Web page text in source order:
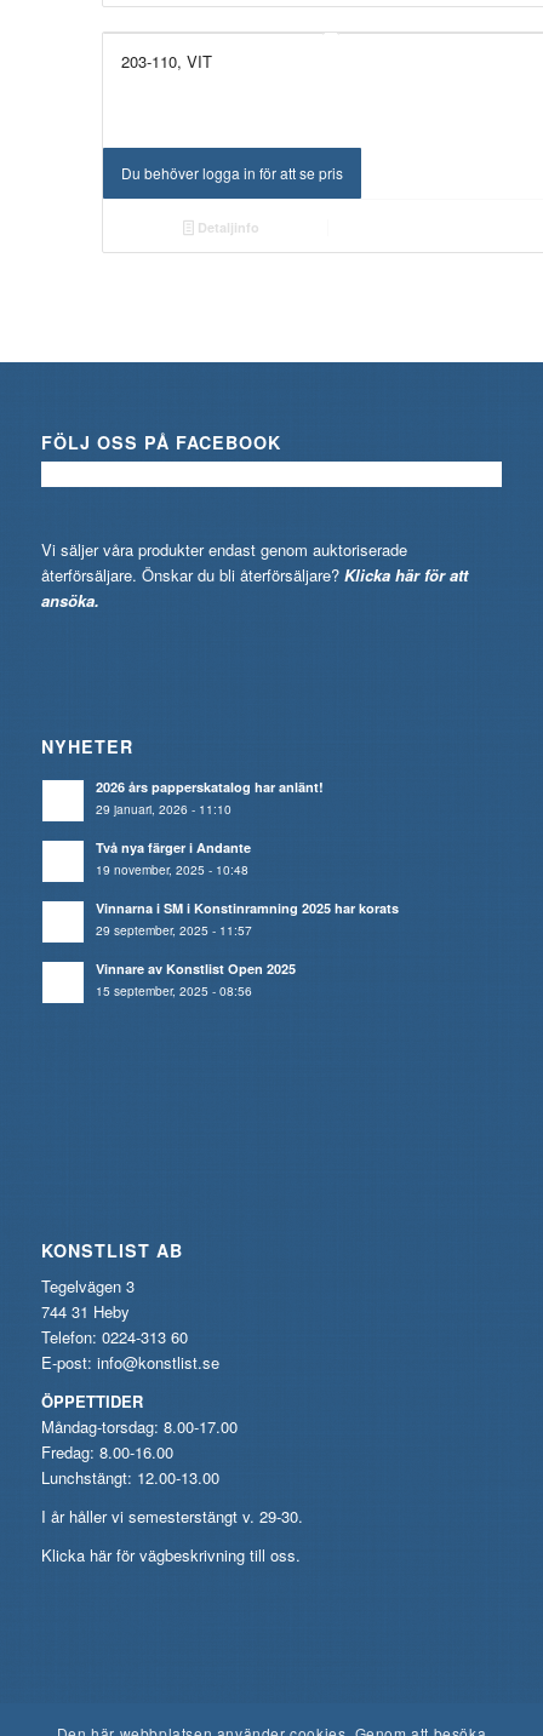
203-110, VIT
Du behöver logga in för att se pris
Detaljinfo
FÖLJ OSS PÅ FACEBOOK
Vi säljer våra produkter endast genom auktoriserade
återförsäljare. Önskar du bli återförsäljare? Klicka här för att
ansöka.
NYHETER
2026 års papperskatalog har anlänt!
29 januari, 2026 - 11:10
Två nya färger i Andante
19 november, 2025 - 10:48
Vinnarna i SM i Konstinramning 2025 har korats
29 september, 2025 - 11:57
Vinnare av Konstlist Open 2025
15 september, 2025 - 08:56
KONSTLIST AB
Tegelvägen 3
744 31 Heby
Telefon: 0224-313 60
E-post: info@konstlist.se
ÖPPETTIDER
Måndag-torsdag: 8.00-17.00
Fredag: 8.00-16.00
Lunchstängt: 12.00-13.00
I år håller vi semesterstängt v. 29-30.
Klicka här för vägbeskrivning till oss.